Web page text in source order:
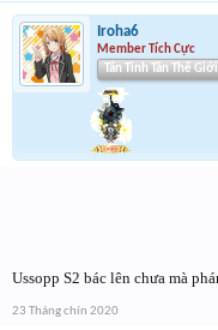
Iroha6
Member Tích Cực
Tân Tinh Tân Thế Giới
Ussopp S2 bác lên chưa mà
23 Tháng chín 2020